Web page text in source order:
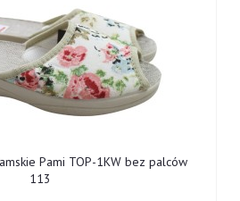
Pami TOP-1KW bez palców
113